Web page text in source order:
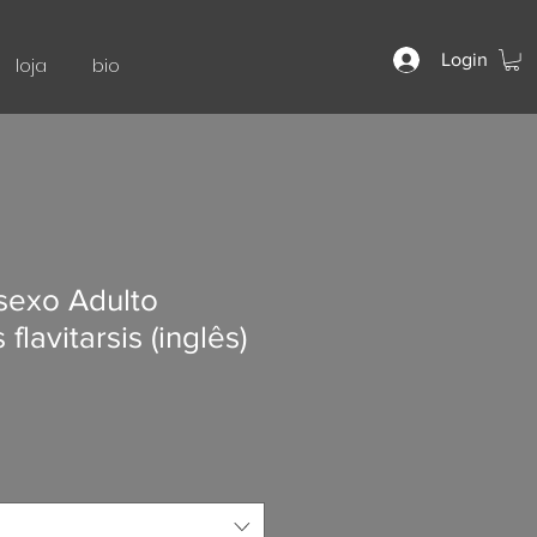
loja bio Login
Adulto
flavitarsis (inglês)